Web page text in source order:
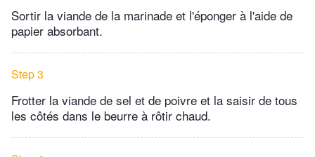
Sortir la viande de la marinade et l'éponger à l'aide de
papier absorbant.
Step 3
Frotter la viande de sel et de poivre et la saisir de tous
les côtés dans le beurre à rôtir chaud.